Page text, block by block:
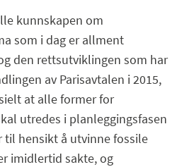
kunnskapen om
som i dag er allment
den rettsutviklingen som har
av Parisavtalen i 2015,
at alle former for
utredes i planleggingsfasen
til hensikt å utvinne fossile
imidlertid sakte, og